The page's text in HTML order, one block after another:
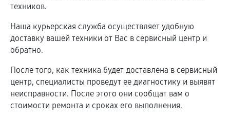
техников.
Наша курьерская служба осуществляет удобную
доставку вашей техники от Вас в сервисный центр и
обратно.
После того, как техника будет доставлена в сервисный
центр, специалисты проведут ее диагностику и выявят
неисправности. После этого они сообщат вам о
стоимости ремонта и сроках его выполнения.